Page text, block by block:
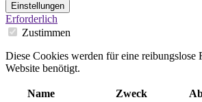
Einstellungen
Erforderlich
Zustimmen
Diese Cookies werden für eine reibungslose
Website benötigt.
Name Zweck